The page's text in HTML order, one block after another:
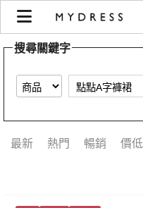
【點點A字褲裙】搜尋結果 |
搜尋關鍵字
最新 熱門 暢銷 價低